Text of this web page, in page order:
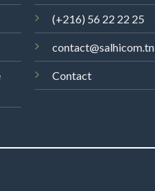
(+216) 56 22 22 25
contact@salhicom.tn
Contact